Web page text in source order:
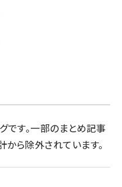
です。一部のまとめ記事
ら除外されています。